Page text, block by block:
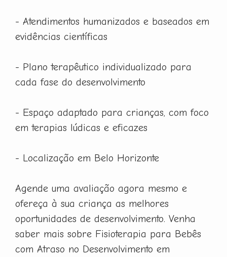
- Atendimentos humanizados e baseados em
evidências científicas
- Plano terapêutico individualizado para
cada fase do desenvolvimento
- Espaço adaptado para crianças, com foco
em terapias lúdicas e eficazes
- Localização em Belo Horizonte
Agende uma avaliação agora mesmo e
ofereça à sua criança as melhores
oportunidades de desenvolvimento. Venha
saber mais sobre Fisioterapia para Bebês
com Atraso no Desenvolvimento em